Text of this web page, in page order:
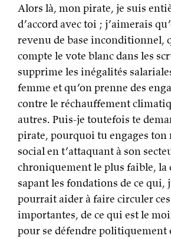
Alors là, mon pirate, je suis
d’accord avec toi ; j’aimerais
revenu de base inconditionnel,
compte le vote blanc dans les
supprime les inégalités
femme et qu’on prenne des
contre le réchauffement
autres. Puis-je toutefois te
pirate, pourquoi tu engages ton
social en t’attaquant à son
chroniquement le plus faible, la
sapant les fondations de ce qui,
pourrait aider à faire circuler
importantes, de ce qui est le
pour se défendre politiquement